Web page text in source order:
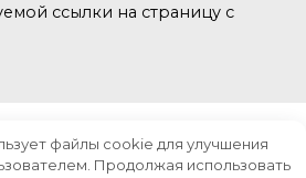
ссылки на страницу с
файлы cookie для улучшения
Продолжая использовать